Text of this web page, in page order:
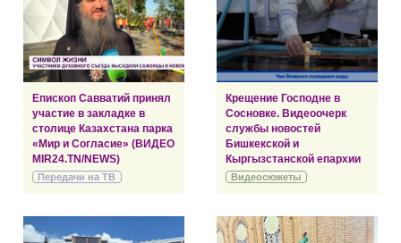
Епископ Савватий принял
участие в закладке в
столице Казахстана парка
«Мир и Согласие» (ВИДЕО
MIR24.TN/NEWS)
Передачи на ТВ
Крещение Господне в
Сосновке. Видеоочерк
службы новостей
Бишкекской и
Кыргызстанской епархии
Видеосюжеты